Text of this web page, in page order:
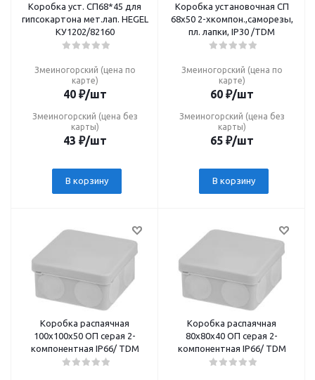
Коробка уст. СП68*45 для
гипсокартона мет.лап. HEGEL
КУ1202/82160
Змеиногорский (цена по
карте)
40₽/шт
Змеиногорский (цена без
карты)
43 ₽/шт
В корзину
Коробка установочная СП
68х50 2-хкомпон.,саморезы,
пл. лапки, IP30 /TDM
Змеиногорский (цена по
карте)
60₽/шт
Змеиногорский (цена без
карты)
65₽/шт
В корзину
Коробка распаячная
100х100х50 ОП серая 2-
компонентная IP66/ TDM
Коробка распаячная
80х80х40 ОП серая 2-
компонентная IP66/ TDM